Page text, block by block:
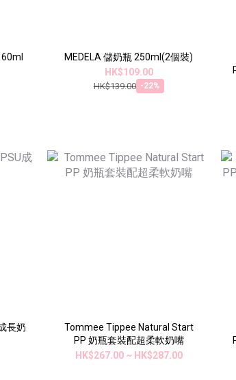
MEDELA 儲奶瓶 250ml(2個裝)
HK$109.00
HK$139.00 -22%
長奶
Tommee Tippee Natural Start
PP 奶瓶套裝配超柔軟奶嘴
HK$267.00 ~ HK$287.00